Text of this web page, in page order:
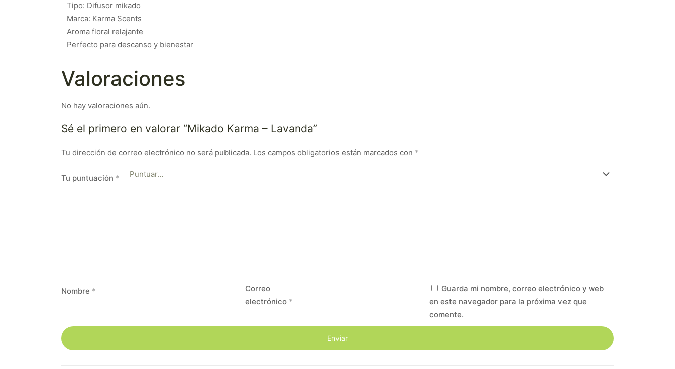
Tipo: Difusor mikado
Marca: Karma Scents
Aroma floral relajante
Perfecto para descanso y bienestar
Valoraciones
No hay valoraciones aún.
Sé el primero en valorar “Mikado Karma – Lavanda”
Tu dirección de correo electrónico no será publicada. Los campos obligatorios están marcados con *
Tu puntuación *
Nombre *
Correo
electrónico *
Guarda mi nombre, correo electrónico y web
en este navegador para la próxima vez que
comente.